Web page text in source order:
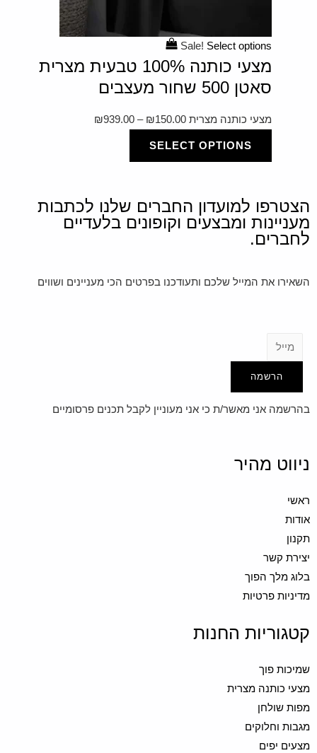
Sale! Select options
מצעי כותנה 100% טבעית מצרית
סאטן 500 שחור מעצבים
מצעי כותנה מצרית ₪150.00
–
₪939.00
SELECT OPTIONS
הצטרפו למועדון החברים שלנו לכתבות
מעניינות ומבצעים וקופונים בלעדיים
לחברים.
השאירו את המייל שלכם ותעודכנו בפרטים הכי מעניינים ושווים
הרשמה
בהרשמה אני מאשר/ת כי אני מעוניין לקבל תכנים פרסומיים
ניווט מהיר
ראשי
אודות
תקנון
יצירת קשר
בלוג מלך הפוך
מדיניות פרטיות
קטגוריות החנות
שמיכות פוך
מצעי כותנה מצרית
מפות שולחן
מגבות וחלוקים
מצעים יפים